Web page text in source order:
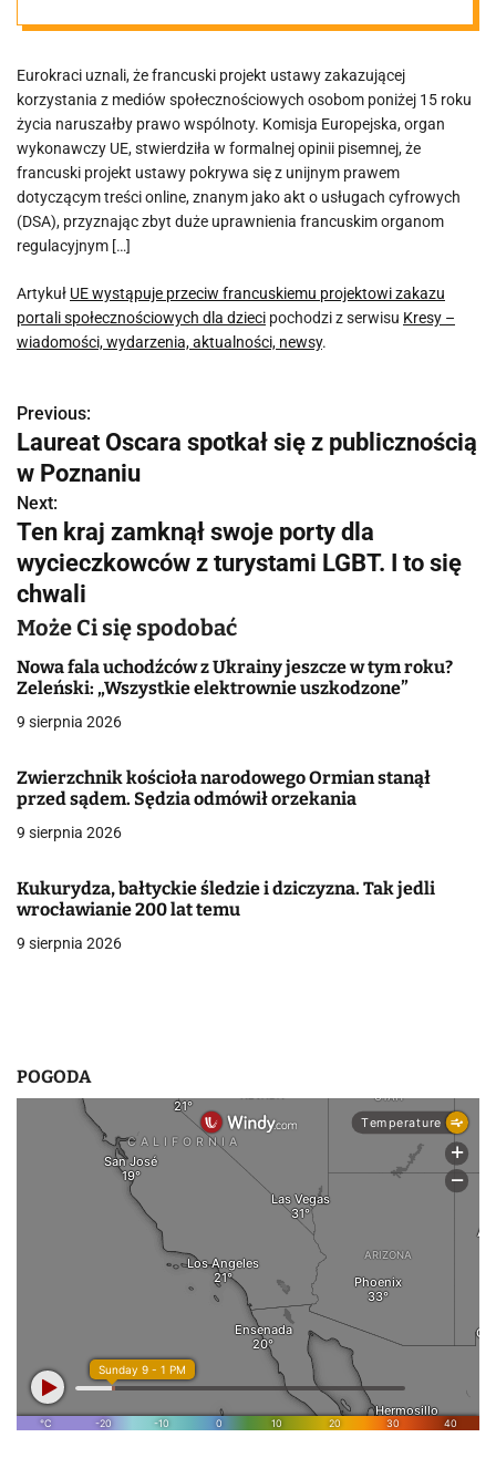
zakazu portali
społecznościow
ych dla dzieci
Eurokraci uznali, że francuski projekt ustawy zakazującej
korzystania z mediów społecznościowych osobom poniżej 15 roku
życia naruszałby prawo wspólnoty. Komisja Europejska, organ
wykonawczy UE, stwierdziła w formalnej opinii pisemnej, że
francuski projekt ustawy pokrywa się z unijnym prawem
dotyczącym treści online, znanym jako akt o usługach cyfrowych
(DSA), przyznając zbyt duże uprawnienia francuskim organom
regulacyjnym […]
Artykuł UE wystąpuje przeciw francuskiemu projektowi zakazu
portali społecznościowych dla dzieci pochodzi z serwisu Kresy –
wiadomości, wydarzenia, aktualności, newsy.
N
a
w
i
g
a
c
j
w
p
i
s
Previous:
Laureat Oscara spotkał się z publicznością
w Poznaniu
Next:
Ten kraj zamknął swoje porty dla
wycieczkowców z turystami LGBT. I to się
chwali
Może Ci się spodobać
Nowa fala uchodźców z Ukrainy jeszcze w tym roku?
Zeleński: „Wszystkie elektrownie uszkodzone”
9 sierpnia 2026
Zwierzchnik kościoła narodowego Ormian stanął
przed sądem. Sędzia odmówił orzekania
9 sierpnia 2026
Kukurydza, bałtyckie śledzie i dziczyzna. Tak jedli
wrocławianie 200 lat temu
9 sierpnia 2026
POGODA